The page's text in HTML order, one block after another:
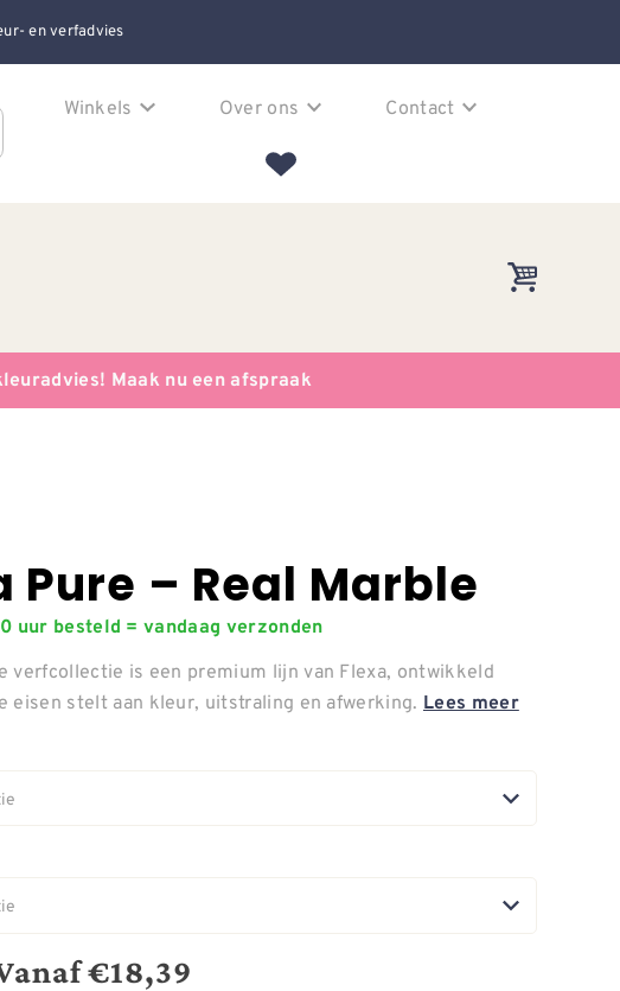
en verfadvies
Winkels Over ons Contact
Maak nu een afspraak
Pure – Real Marble
uur besteld = vandaag verzonden
verfcollectie is een premium lijn van Flexa, ontwikkeld
eisen stelt aan kleur, uitstraling en afwerking. Lees meer
€18,39